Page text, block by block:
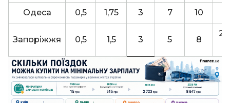
Одеса 0,5 1,75 3 7 10
Запоріжжя 0,5 1,5 3 5 8